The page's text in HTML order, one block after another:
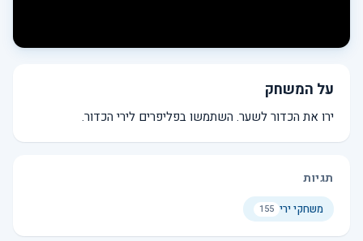
על המשחק
ירו את הכדור לשער. השתמשו בפליפרים לירי הכדור.
תגיות
משחקי ירי 155